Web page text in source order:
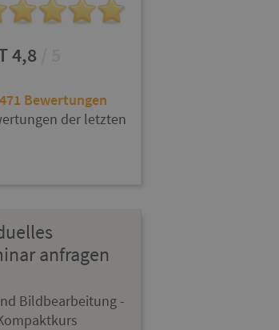
4,8
471 Bewertungen
der letzten
anfragen
Bildbearbeitung -